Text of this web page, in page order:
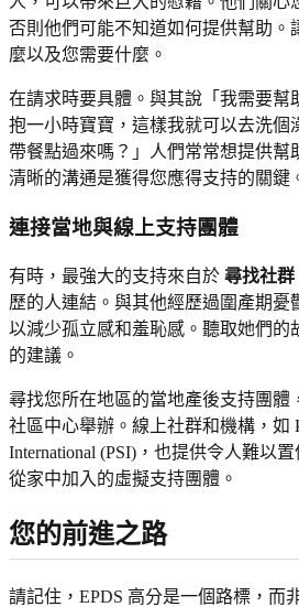
否則他們可能不知道如何提供幫助。
麼以及您需要什麼。
在請求時要具體。與其說「我需要幫
抱一小時寶寶，這樣我就可以去洗個
帶餐點過來嗎？」人們常常想提供幫
清晰的溝通是獲得您應得支持的關鍵
連接當地與線上支持團體
有時，最強大的支持來自於 尋找社群
歷的人連結。與其他經歷過圍產期憂
以減少孤立感和羞恥感。聽取她們的
的建議。
尋找您所在地區的當地產後支持團體
社區中心舉辦。線上社群和機構，如
International (PSI)，也提供令人難以
從家中加入的虛擬支持團體。
您的前進之路
請記住，EPDS 高分是一個路標，而